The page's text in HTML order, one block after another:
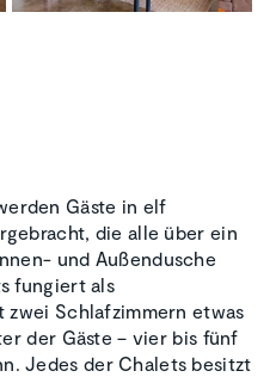
Gäste in elf
die alle über ein
und Außendusche
fungiert als
zwei Schlafzimmern etwas
der Gäste – vier bis fünf
Jedes der Chalets besitzt